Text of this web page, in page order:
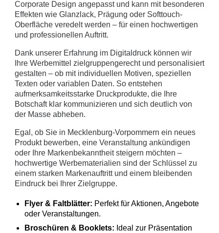
Corporate Design angepasst und kann mit besonderen
Effekten wie Glanzlack, Prägung oder Softtouch-
Oberfläche veredelt werden – für einen hochwertigen
und professionellen Auftritt.
Dank unserer Erfahrung im Digitaldruck können wir
Ihre Werbemittel zielgruppengerecht und personalisiert
gestalten – ob mit individuellen Motiven, speziellen
Texten oder variablen Daten. So entstehen
aufmerksamkeitsstarke Druckprodukte, die Ihre
Botschaft klar kommunizieren und sich deutlich von
der Masse abheben.
Egal, ob Sie in Mecklenburg-Vorpommern ein neues
Produkt bewerben, eine Veranstaltung ankündigen
oder Ihre Markenbekanntheit steigern möchten –
hochwertige Werbematerialien sind der Schlüssel zu
einem starken Markenauftritt und einem bleibenden
Eindruck bei Ihrer Zielgruppe.
Flyer & Faltblätter: Perfekt für Aktionen, Angebote
oder Veranstaltungen.
Broschüren & Booklets: Ideal zur Präsentation